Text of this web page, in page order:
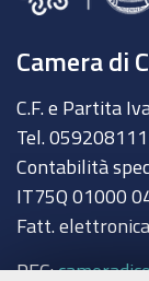
Camera di
C.F. e Partita
Tel.
Contabilità
IT75Q 01000
Fatt. elettronica
PEC: